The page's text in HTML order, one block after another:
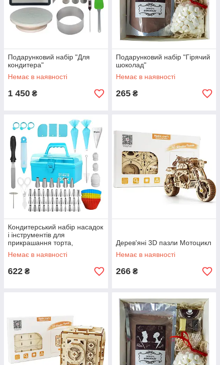
Подарунковий набір "Для
кондитера"
Немає в наявності
1 450 ₴
Подарунковий набір "Гірячий
шоколад"
Немає в наявності
265 ₴
Кондитерський набір насадок
і інструментів для
прикрашання торта,
приладдя для випікання No 2
Немає в наявності
622 ₴
Дерев'яні 3D пазли Мотоцикл
Немає в наявності
266 ₴